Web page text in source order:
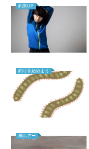
釣果UP
釣りを始めよう
神ルアー